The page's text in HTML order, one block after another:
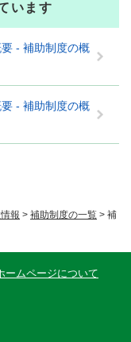
報 > 補助制度の一覧 > 補
います
- 補助制度の概
- 補助制度の概
ームページについて